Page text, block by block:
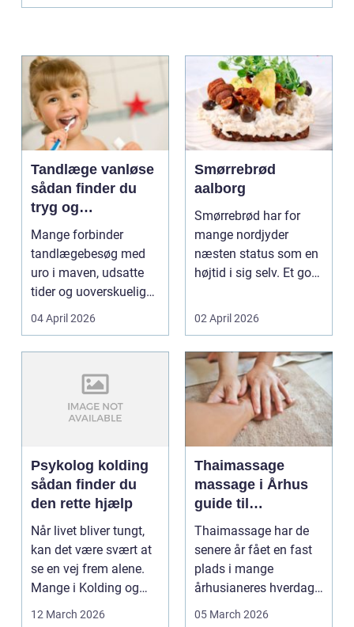
Tandlæge vanløse
sådan finder du
tryg og
professionel
tandpleje
Mange forbinder
tandlægebesøg med
uro i maven, udsatte
tider og uoverskuelige
priser. Samtidig ved
04 April 2026
Smørrebrød
aalborg
Smørrebrød har for
mange nordjyder
næsten status som en
højtid i sig selv. Et godt
02 April 2026
Psykolog kolding
sådan finder du
den rette hjælp
Når livet bliver tungt,
kan det være svært at
se en vej frem alene.
Mange i Kolding og
omegn søger p...
12 March 2026
Thaimassage
massage i Århus
guide til
afslapning,
smidighed og
bedre velvære
Thaimassage har de
senere år fået en fast
plads i mange
århusianeres hverdag.
Flere bruger den både
05 March 2026